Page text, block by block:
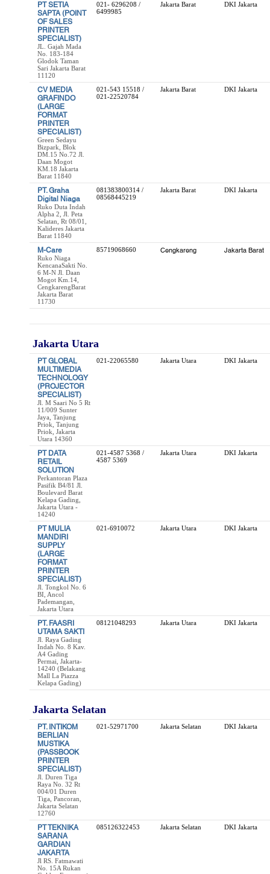
PT SETIA
SAPTA (POINT
OF SALES
PRINTER
SPECIALIST)
JL. Gajah Mada
No. 183-184
Glodok Taman
Sari Jakarta Barat
11120
021- 6296208 /
6499985
Jakarta Barat DKI Jakarta
CV MEDIA
GRAFINDO
(LARGE
FORMAT
PRINTER
SPECIALIST)
Green Sedayu
Bizpark, Blok
DM.15 No.72 Jl.
Daan Mogot
KM.18 Jakarta
Barat 11840
021-543 15518 /
021-22520784
Jakarta Barat DKI Jakarta
PT. Graha
Digital Niaga
Ruko Duta Indah
Alpha 2, Jl. Peta
Selatan, Rt 08/01,
Kalideres Jakarta
Barat 11840
081383800314 /
08568445219
Jakarta Barat DKI Jakarta
M-Care
Ruko Niaga
KencanaSakti No.
6 M-N Jl. Daan
Mogot Km.14,
CengkarengBarat
Jakarta Barat
11730
85719068660 Cengkareng Jakarta Barat
Jakarta Utara
PT GLOBAL
MULTIMEDIA
TECHNOLOGY
(PROJECTOR
SPECIALIST)
Jl. M Saari No 5 Rt
11/009 Sunter
Jaya, Tanjung
Priok, Tanjung
Priok, Jakarta
Utara 14360
021-22065580 Jakarta Utara DKI Jakarta
PT DATA
RETAIL
SOLUTION
Perkantoran Plaza
Pasifik B4/81 Jl.
Boulevard Barat
Kelapa Gading,
Jakarta Utara -
14240
021-4587 5368 /
4587 5369
Jakarta Utara DKI Jakarta
PT MULIA
MANDIRI
SUPPLY
(LARGE
FORMAT
PRINTER
SPECIALIST)
Jl. Tongkol No. 6
BI, Ancol
Pademangan,
Jakarta Utara
021-6910072 Jakarta Utara DKI Jakarta
PT. FAASRI
UTAMA SAKTI
Jl. Raya Gading
Indah No. 8 Kav.
A4 Gading
Permai, Jakarta-
14240 (Belakang
Mall La Piazza
Kelapa Gading)
08121048293 Jakarta Utara DKI Jakarta
Jakarta Selatan
PT. INTIKOM
BERLIAN
MUSTIKA
(PASSBOOK
PRINTER
SPECIALIST)
Jl. Duren Tiga
Raya No. 32 Rt
004/01 Duren
Tiga, Pancoran,
Jakarta Selatan
12760
021-52971700 Jakarta Selatan DKI Jakarta
PT TEKNIKA
SARANA
GARDIAN
JAKARTA
Jl RS. Fatmawati
No. 15A Rukan
085126322453 Jakarta Selatan DKI Jakarta